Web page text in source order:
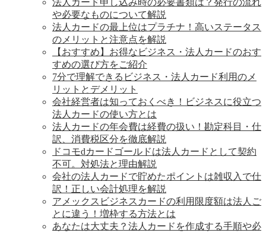
法人カード申し込み時の必要書類は？発行の流れ
や必要なものについて解説
法人カードの最上位はプラチナ！高いステータス
のメリットと注意点を解説
【おすすめ】お得なビジネス・法人カードのおす
すめの選び方をご紹介
7分で理解できるビジネス・法人カード利用のメ
リットとデメリット
会社経営者は知っておくべき！ビジネスに役立つ
法人カードの使い方とは
法人カードの年会費は経費の扱い！勘定科目・仕
訳、消費税区分を徹底解説
ドコモdカードゴールドは法人カードとして契約
不可。対処法と理由解説
会社の法人カードで貯めたポイントは雑収入で仕
訳！正しい会計処理を解説
アメックスビジネスカードの利用限度額は法人ご
とに違う！増枠する方法とは
あなたは大丈夫？法人カードを作成する手順や必